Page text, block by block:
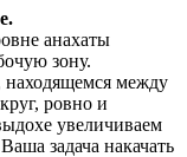
анахаты
зону.
находящемся между
ровно и
увеличиваем
задача накачать